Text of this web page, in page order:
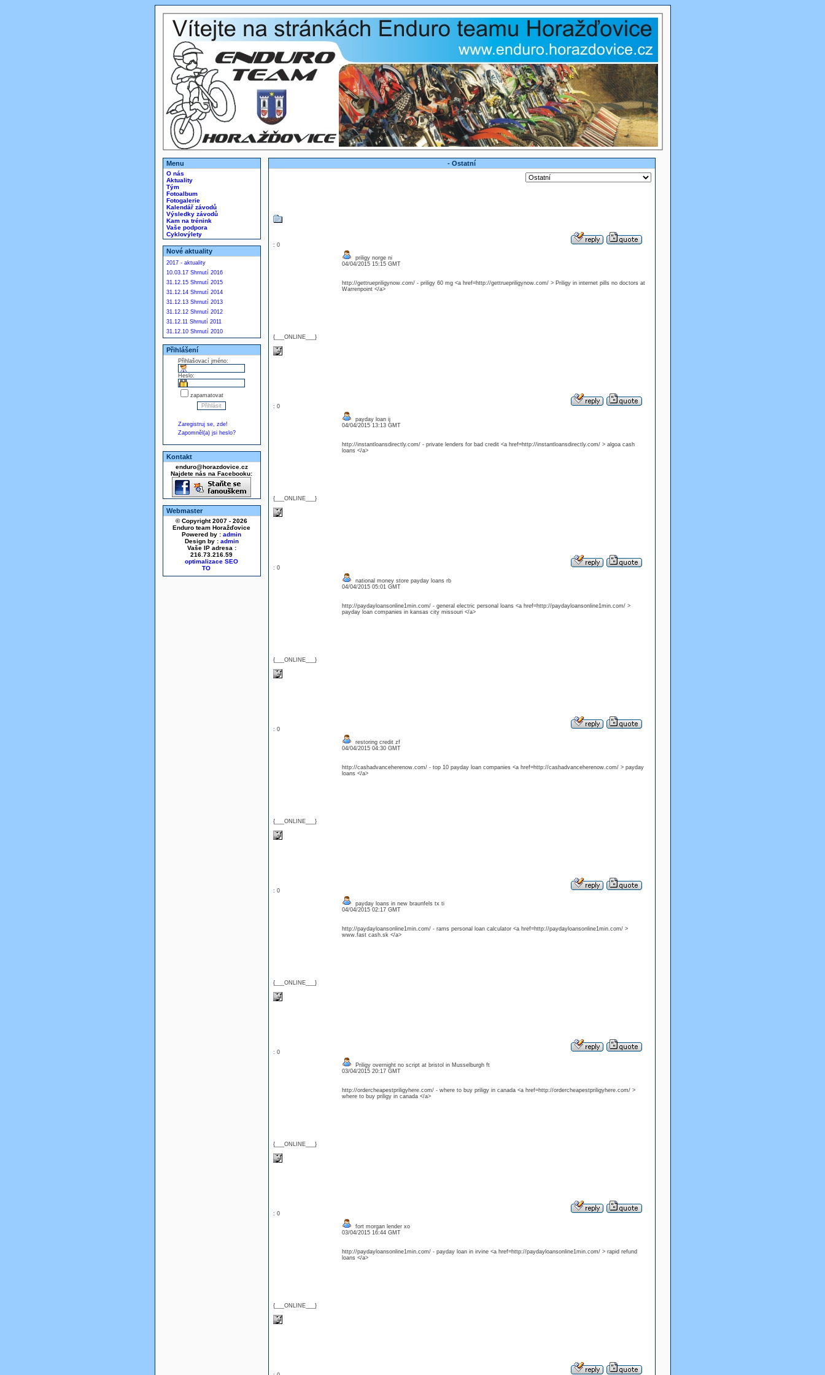
Menu
O nás
Aktuality
Tým
Fotoalbum
Fotogalerie
Kalendář závodů
Výsledky závodů
Kam na trénink
Vaše podpora
Cyklovýlety
Nové aktuality
2017 - aktuality
10.03.17 Shrnutí 2016
31.12.15 Shrnutí 2015
31.12.14 Shrnutí 2014
31.12.13 Shrnutí 2013
31.12.12 Shrnutí 2012
31.12.11 Shrnutí 2011
31.12.10 Shrnutí 2010
Přihlášení
Přihlašovací jméno:
Heslo:
zapamatovat
Zaregistruj se, zde!
Zapomněl(a) jsi heslo?
Kontakt
enduro@horazdovice.cz
Najdete nás na Facebooku:
Webmaster
© Copyright 2007 - 2026
Enduro team Horažďovice
Powered by : admin
Design by : admin
Vaše IP adresa :
216.73.216.59
optimalizace SEO
- Ostatní
: 0
{___ONLINE___}
priligy norge ni
04/04/2015 15:15 GMT
http://gettruepriligynow.com/ - priligy 60 mg <a href=http://gettruepriligynow.com/ > Priligy in internet pills no doctors at
Warrenpoint </a>
: 0
{___ONLINE___}
payday loan ij
04/04/2015 13:13 GMT
http://instantloansdirectly.com/ - private lenders for bad credit <a href=http://instantloansdirectly.com/ > algoa cash
loans </a>
: 0
{___ONLINE___}
national money store payday loans rb
04/04/2015 05:01 GMT
http://paydayloansonline1min.com/ - general electric personal loans <a href=http://paydayloansonline1min.com/ >
payday loan companies in kansas city missouri </a>
: 0
{___ONLINE___}
restoring credit zf
04/04/2015 04:30 GMT
http://cashadvanceherenow.com/ - top 10 payday loan companies <a href=http://cashadvanceherenow.com/ > payday
loans </a>
: 0
{___ONLINE___}
payday loans in new braunfels tx ti
04/04/2015 02:17 GMT
http://paydayloansonline1min.com/ - rams personal loan calculator <a href=http://paydayloansonline1min.com/ >
www.fast cash.sk </a>
: 0
{___ONLINE___}
Priligy overnight no script at bristol in Musselburgh ft
03/04/2015 20:17 GMT
http://ordercheapestpriligyhere.com/ - where to buy priligy in canada <a href=http://ordercheapestpriligyhere.com/ >
where to buy priligy in canada </a>
: 0
{___ONLINE___}
fort morgan lender xo
03/04/2015 16:44 GMT
http://paydayloansonline1min.com/ - payday loan in irvine <a href=http://paydayloansonline1min.com/ > rapid refund
loans </a>